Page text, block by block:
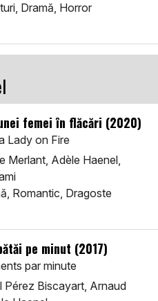
Dramă, Horror
femei în flăcări (2020)
Lady on Fire
Merlant, Adèle Haenel,
Romantic, Dragoste
pe minut (2017)
par minute
Pérez Biscayart, Arnaud